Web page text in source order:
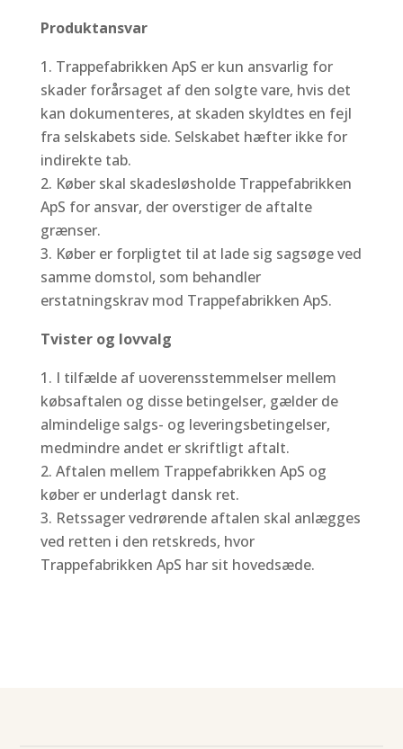
Produktansvar
Trappefabrikken ApS er kun ansvarlig for
skader forårsaget af den solgte vare, hvis det
kan dokumenteres, at skaden skyldtes en fejl
fra selskabets side. Selskabet hæfter ikke for
indirekte tab.
Køber skal skadesløsholde Trappefabrikken
ApS for ansvar, der overstiger de aftalte
grænser.
Køber er forpligtet til at lade sig sagsøge ved
samme domstol, som behandler
erstatningskrav mod Trappefabrikken ApS.
Tvister og lovvalg
I tilfælde af uoverensstemmelser mellem
købsaftalen og disse betingelser, gælder de
almindelige salgs- og leveringsbetingelser,
medmindre andet er skriftligt aftalt.
Aftalen mellem Trappefabrikken ApS og
køber er underlagt dansk ret.
Retssager vedrørende aftalen skal anlægges
ved retten i den retskreds, hvor
Trappefabrikken ApS har sit hovedsæde.